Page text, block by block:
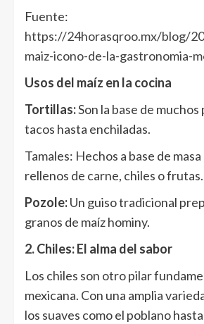
Fuente:
https://24horasqroo.mx/blog/
maiz-icono-de-la-gastronomia-
Usos del maíz en la cocina
Tortillas:Son la base de
tacos hasta enchiladas.
Tamales: Hechos a base de masa
rellenos de carne, chiles o frutas.
Pozole:Un guiso tradicional
granos de maíz hominy.
2. Chiles: El alma del sabor
Los chiles son otro pilar
mexicana. Con una amplia
los suaves como el poblano